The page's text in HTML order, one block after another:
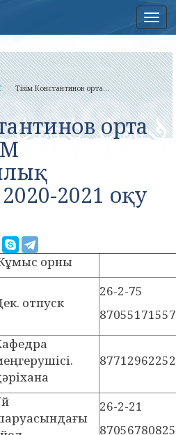
Тізім Константинов орта...
орта
2021 оқу
орны
отпуск
26-2-75
87055171557
87712962252
26-2-21
87056780825